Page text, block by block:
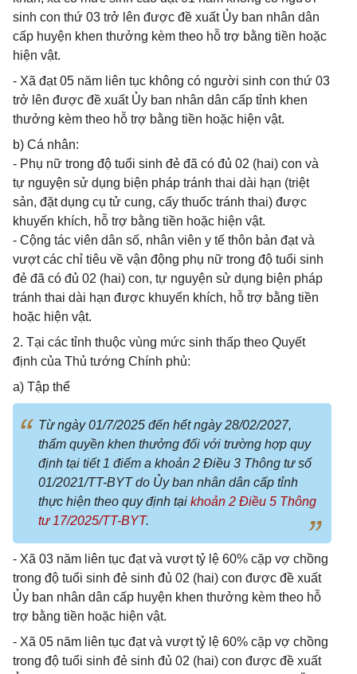
sinh con thứ 03 trở lên được đề xuất Ủy ban nhân dân
cấp huyện khen thưởng kèm theo hỗ trợ bằng tiền hoặc
hiện vật.
- Xã đạt 05 năm liên tục không có người sinh con thứ 03
trở lên được đề xuất Ủy ban nhân dân cấp tỉnh khen
thưởng kèm theo hỗ trợ bằng tiền hoặc hiện vật.
b) Cá nhân:
- Phụ nữ trong độ tuổi sinh đẻ đã có đủ 02 (hai) con và
tự nguyện sử dụng biện pháp tránh thai dài hạn (triệt
sản, đặt dụng cụ tử cung, cấy thuốc tránh thai) được
khuyến khích, hỗ trợ bằng tiền hoặc hiện vật.
- Cộng tác viên dân số, nhân viên y tế thôn bản đạt và
vượt các chỉ tiêu về vận động phụ nữ trong độ tuổi sinh
đẻ đã có đủ 02 (hai) con, tự nguyện sử dụng biện pháp
tránh thai dài hạn được khuyến khích, hỗ trợ bằng tiền
hoặc hiện vật.
2. Tại các tỉnh thuộc vùng mức sinh thấp theo Quyết
định của Thủ tướng Chính phủ:
a) Tập thể
Từ ngày 01/7/2025 đến hết ngày 28/02/2027,
thẩm quyền khen thưởng đối với trường hợp quy
định tại tiết 1 điểm a khoản 2 Điều 3 Thông tư số
01/2021/TT-BYT do Ủy ban nhân dân cấp tỉnh
thực hiện theo quy định tại khoản 2 Điều 5 Thông
tư 17/2025/TT-BYT.
- Xã 03 năm liên tục đạt và vượt tỷ lệ 60% cặp vợ chồng
trong độ tuổi sinh đẻ sinh đủ 02 (hai) con được đề xuất
Ủy ban nhân dân cấp huyện khen thưởng kèm theo hỗ
trợ bằng tiền hoặc hiện vật.
- Xã 05 năm liên tục đạt và vượt tỷ lệ 60% cặp vợ chồng
trong độ tuổi sinh đẻ sinh đủ 02 (hai) con được đề xuất